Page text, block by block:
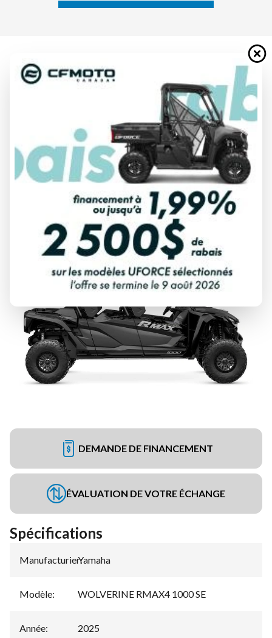
YAMAHA 2025
WOLVERINE RMAX4 1000 SE GRIS
MATTE/NOIR MÉTALLIQUE
36 849 $
Tous frais inclus
CALCULATRICE DE PAIEMENT
DEMANDE DE FINANCEMENT
ÉVALUATION DE VOTRE ÉCHANGE
Spécifications
Manufacturier:
Yamaha
Modèle: WOLVERINE RMAX4 1000 SE
Année: 2025